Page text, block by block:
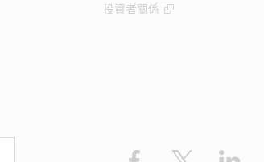
投資者關係
Facebook